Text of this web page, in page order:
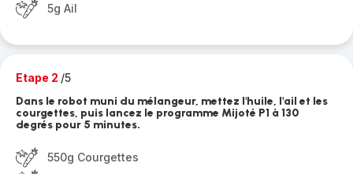
5g Ail
Etape 2 /5
Dans le robot muni du mélangeur, mettez l'huile, l'ail et les
courgettes, puis lancez le programme Mijoté P1 à 130
degrés pour 5 minutes.
550g Courgettes